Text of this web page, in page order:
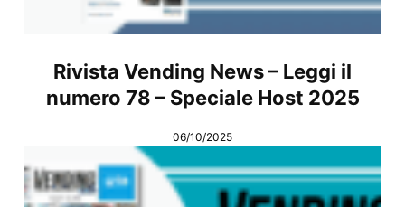
Rivista Vending News – Leggi il
numero 78 – Speciale Host 2025
06/10/2025